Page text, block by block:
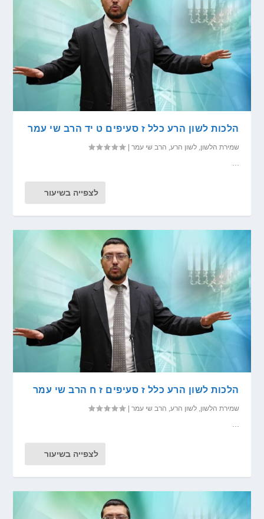
הלכות לשון הרע כלל ז סעיפים ט יד הרב שי עמר
שמירת הלשון ,לשון הרע הרב שי עמר |
לצפייה בשיעור
הלכות לשון הרע כלל ז סעיפים ז ח הרב שי עמר
שמירת הלשון,לשון הרע, הרב שי עמר |
...
לצפייה בשיעור